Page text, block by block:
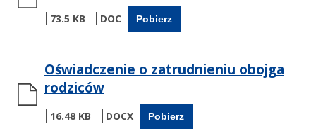
73.5 KB Pobierz
Oświadczenie o zatrudnieniu obojga
rodziców
16.48 KB Pobierz